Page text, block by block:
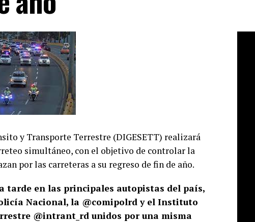
y Transporte Terrestre (DIGESETT) realizará
simultáneo, con el objetivo de controlar la
por las carreteras a su regreso de fin de año.
tarde en las principales autopistas del país,
Nacional, la @comipolrd y el Instituto
@intrant_rd unidos por una misma